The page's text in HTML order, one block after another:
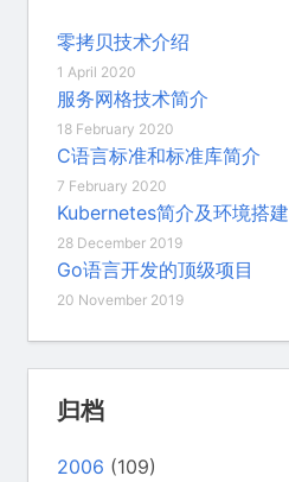
零拷贝技术介绍
1 April 2020
服务网格技术简介
18 February 2020
C语言标准和标准库简介
7 February 2020
Kubernetes简介及环境搭建
28 December 2019
Go语言开发的顶级项目
20 November 2019
归档
2006 (109)